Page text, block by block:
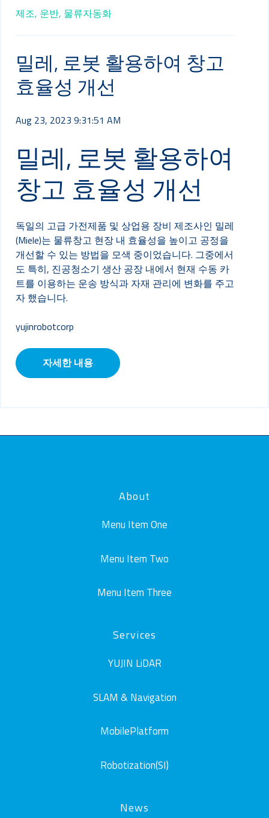
제조, 운반, 물류자동화
밀레, 로봇 활용하여 창고
효율성 개선
Aug 23, 2023 9:31:51 AM
밀레, 로봇 활용하여
창고 효율성 개선
독일의 고급 가전제품 및 상업용 장비 제조사인 밀레
(Miele)는 물류창고 현장 내 효율성을 높이고 공정을
개선할 수 있는 방법을 모색 중이었습니다. 그중에서
도 특히, 진공청소기 생산 공장 내에서 현재 수동 카
트를 이용하는 운송 방식과 자재 관리에 변화를 주고
자 했습니다.
yujinrobotcorp
자세한 내용
About
Menu Item One
Menu Item Two
Menu Item Three
Services
YUJIN LiDAR
SLAM & Navigation
MobilePlatform
Robotization(SI)
News